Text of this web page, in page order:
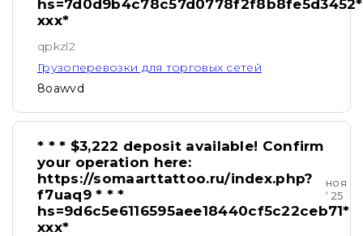
hs=7d0d9b4c78c57d0778f2f8b8fe5d3452*
ххх*
qpkzl2
Грузоперевозки для торговых сетей
8oawvd
* * * $3,222 deposit available! Confirm
your operation here:
https://somaarttattoo.ru/index.php?
f7uaq9 * * *
hs=9d6c5e6116595aee18440cf5c22ceb71*
ххх*
ноя
‘ 25